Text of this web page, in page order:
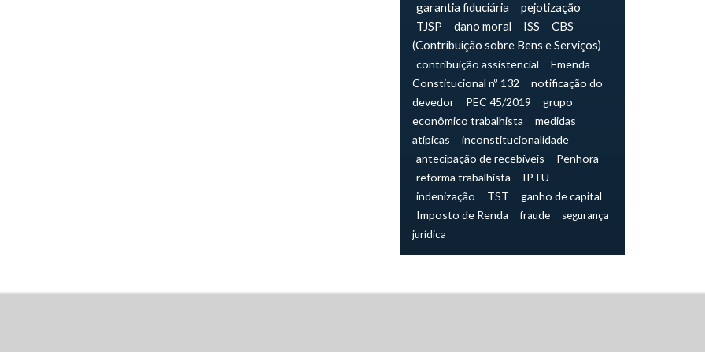
garantia fiduciária
pejotização
TJSP
dano moral ISS
CBS
(Contribuição sobre Bens e Serviços)
contribuição assistencial
Emenda
Constitucional nº 132
notificação do
devedor
PEC 45/2019
grupo
econômico trabalhista
medidas
atípicas
inconstitucionalidade
antecipação de recebíveis
Penhora
reforma trabalhista
IPTU
indenização
TST
ganho de capital
Imposto de Renda
fraude
segurança
jurídica